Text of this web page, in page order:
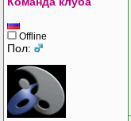
Offline
Пол: